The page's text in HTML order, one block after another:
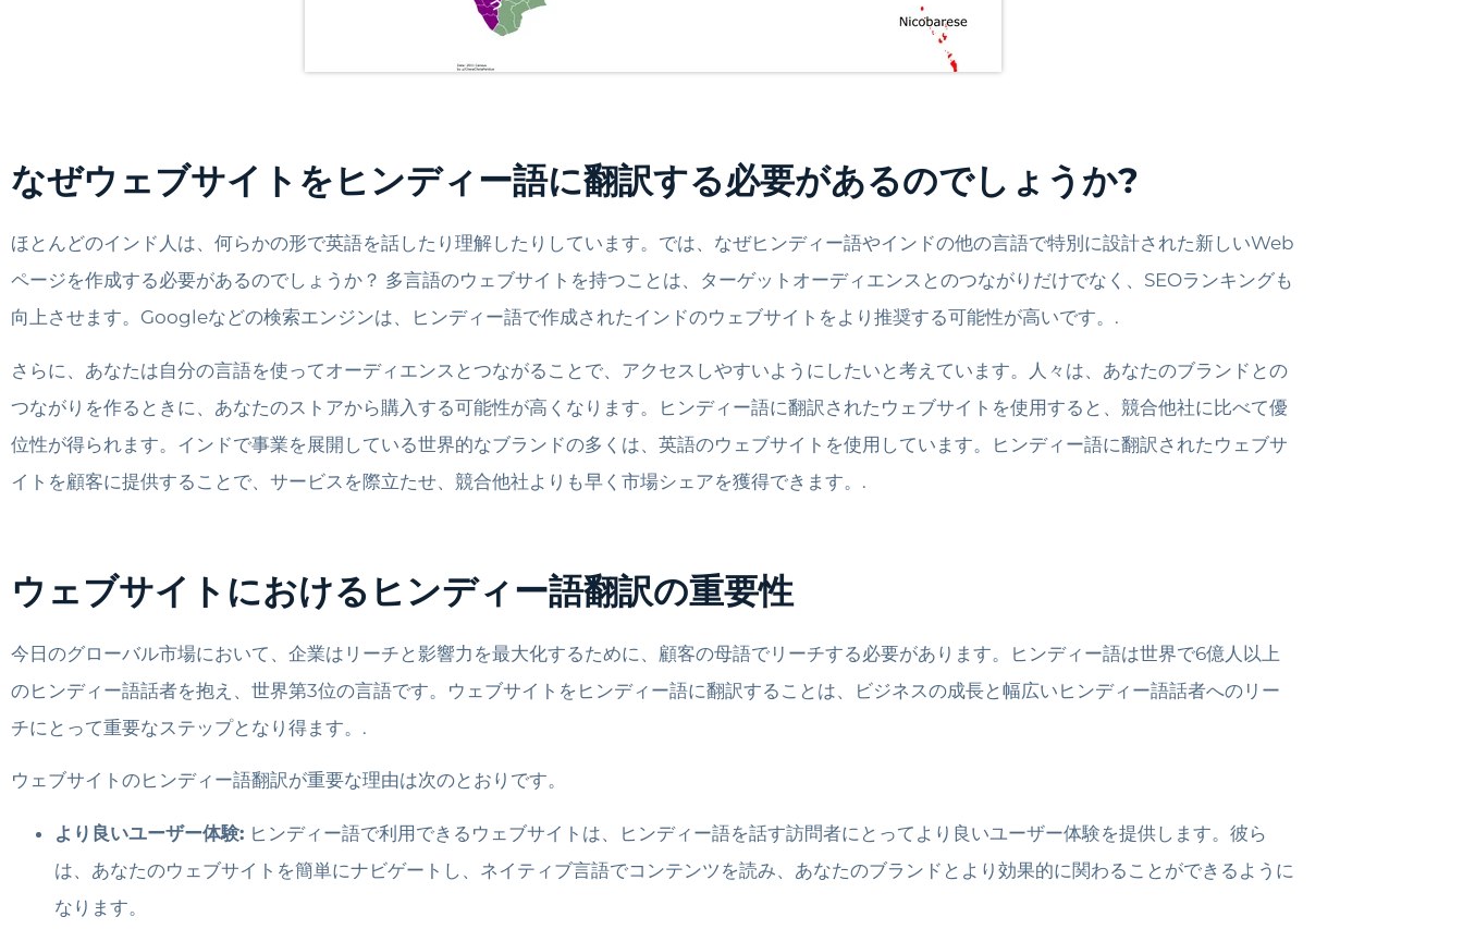
なぜウェブサイトをヒンディー語に翻訳する必要があるのでしょうか?
ほとんどのインド人は、何らかの形で英語を話したり理解したりしています。では、なぜヒンディー語やインドの他の言語で特別に設計された新しいWeb
ページを作成する必要があるのでしょうか？ 多言語のウェブサイトを持つことは、ターゲットオーディエンスとのつながりだけでなく、SEOランキングも
向上させます。Googleなどの検索エンジンは、ヒンディー語で作成されたインドのウェブサイトをより推奨する可能性が高いです。.
さらに、あなたは自分の言語を使ってオーディエンスとつながることで、アクセスしやすいようにしたいと考えています。人々は、あなたのブランドとの
つながりを作るときに、あなたのストアから購入する可能性が高くなります。ヒンディー語に翻訳されたウェブサイトを使用すると、競合他社に比べて優
位性が得られます。インドで事業を展開している世界的なブランドの多くは、英語のウェブサイトを使用しています。ヒンディー語に翻訳されたウェブサ
イトを顧客に提供することで、サービスを際立たせ、競合他社よりも早く市場シェアを獲得できます。.
ウェブサイトにおけるヒンディー語翻訳の重要性
今日のグローバル市場において、企業はリーチと影響力を最大化するために、顧客の母語でリーチする必要があります。ヒンディー語は世界で6億人以上
のヒンディー語話者を抱え、世界第3位の言語です。ウェブサイトをヒンディー語に翻訳することは、ビジネスの成長と幅広いヒンディー語話者へのリー
チにとって重要なステップとなり得ます。.
ウェブサイトのヒンディー語翻訳が重要な理由は次のとおりです。
より良いユーザー体験: ヒンディー語で利用できるウェブサイトは、ヒンディー語を話す訪問者にとってより良いユーザー体験を提供します。彼ら
は、あなたのウェブサイトを簡単にナビゲートし、ネイティブ言語でコンテンツを読み、あなたのブランドとより効果的に関わることができるように
なります。